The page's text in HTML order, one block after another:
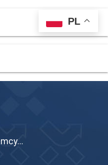
menu
PL